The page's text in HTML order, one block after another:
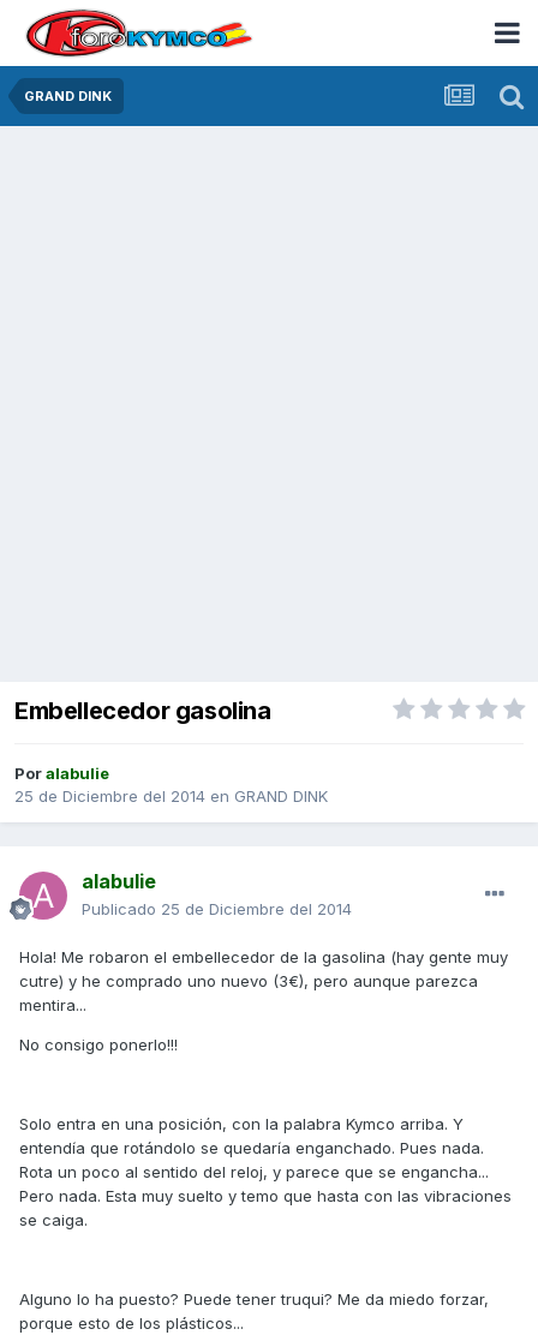
GRAND DINK
Embellecedor gasolina
Poralabulie
25 de Diciembre del 2014 en GRAND DINK
alabulie
Publicado 25 de Diciembre del 2014
Hola! Me robaron el embellecedor de la gasolina (hay gente muy
cutre) y he comprado uno nuevo (3€), pero aunque parezca
mentira...
No consigo ponerlo!!!
Solo entra en una posición, con la palabra Kymco arriba. Y
entendía que rotándolo se quedaría enganchado. Pues nada.
Rota un poco al sentido del reloj, y parece que se engancha...
Pero nada. Esta muy suelto y temo que hasta con las vibraciones
se caiga.
Alguno lo ha puesto? Puede tener truqui? Me da miedo forzar,
porque esto de los plásticos...